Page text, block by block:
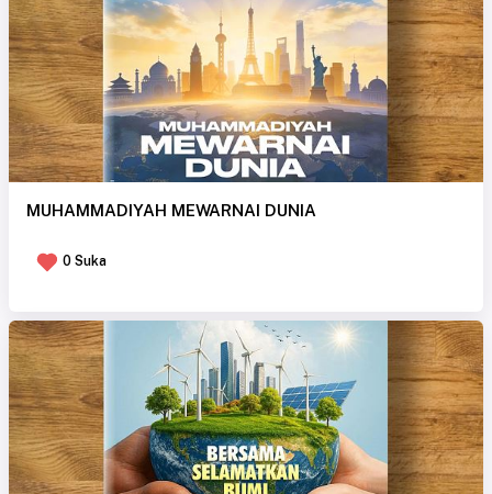
MUHAMMADIYAH MEWARNAI DUNIA
0 Suka